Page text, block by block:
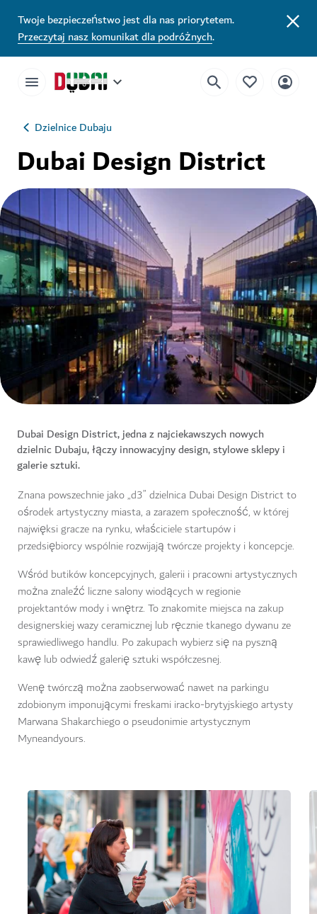
Twoje bezpieczeństwo jest dla nas priorytetem.
Przeczytaj nasz komunikat dla podróżnych.
Dzielnice Dubaju
Dubai Design District
Dubai Design District, jedna z najciekawszych nowych
dzielnic Dubaju, łączy innowacyjny design, stylowe sklepy i
galerie sztuki.
Znana powszechnie jako „d3” dzielnica Dubai Design District to
ośrodek artystyczny miasta, a zarazem społeczność, w której
najwięksi gracze na rynku, właściciele startupów i
przedsiębiorcy wspólnie rozwijają twórcze projekty i koncepcje.
Wśród butików koncepcyjnych, galerii i pracowni artystycznych
można znaleźć liczne salony wiodących w regionie
projektantów mody i wnętrz. To znakomite miejsca na zakup
designerskiej wazy ceramicznej lub ręcznie tkanego dywanu ze
sprawiedliwego handlu. Po zakupach wybierz się na pyszną
kawę lub odwiedź galerię sztuki współczesnej.
Wenę twórczą można zaobserwować nawet na parkingu
zdobionym imponującymi freskami iracko-brytyjskiego artysty
Marwana Shakarchiego o pseudonimie artystycznym
Myneandyours.